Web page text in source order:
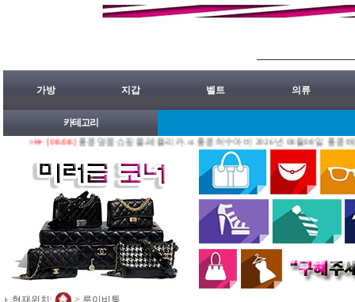
가방 지갑 벨트 의류
카테고리
[08/08]홍콩명품쇼핑몰.레플리카.st.홍콩허수아비 2026년 08월08일 홍콩배송출발
현재위치: > 루이비통